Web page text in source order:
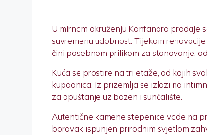
U mirnom okruženju Kanfanara prodaje
suvremenu udobnost. Tijekom
čini posebnom prilikom za stanovanje,
Kuća se prostire na tri etaže, od kojih
kupaonica. Iz prizemlja se izlazi na
za opuštanje uz bazen i sunčalište.
Autentične kamene stepenice vode na
boravak ispunjen prirodnim svjetlom